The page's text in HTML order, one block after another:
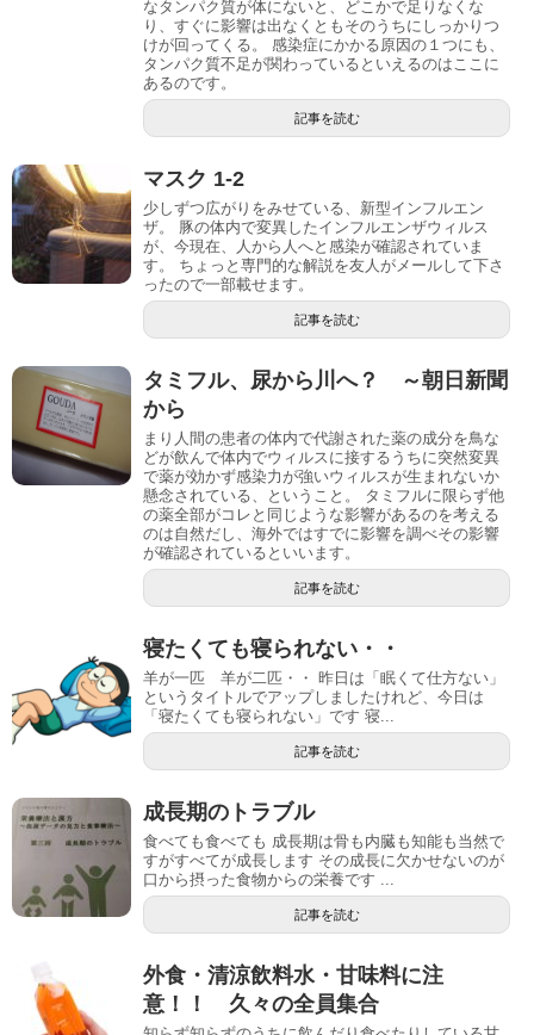
なタンパク質が体にないと、どこかで足りなくな
り、すぐに影響は出なくともそのうちにしっかりつ
けが回ってくる。 感染症にかかる原因の１つにも、
タンパク質不足が関わっているといえるのはここに
あるのです。
記事を読む
マスク 1-2
少しずつ広がりをみせている、新型インフルエン
ザ。 豚の体内で変異したインフルエンザウィルス
が、今現在、人から人へと感染が確認されていま
す。 ちょっと専門的な解説を友人がメールして下さ
ったので一部載せます。
記事を読む
タミフル、尿から川へ？ ～朝日新聞
から
まり人間の患者の体内で代謝された薬の成分を鳥な
どが飲んで体内でウィルスに接するうちに突然変異
で薬が効かず感染力が強いウィルスが生まれないか
懸念されている、ということ。 タミフルに限らず他
の薬全部がコレと同じような影響があるのを考える
のは自然だし、海外ではすでに影響を調べその影響
が確認されているといいます。
記事を読む
寝たくても寝られない・・
羊が一匹 羊が二匹・・ 昨日は「眠くて仕方ない」
というタイトルでアップしましたけれど、今日は
「寝たくても寝られない」です 寝...
記事を読む
成長期のトラブル
食べても食べても 成長期は骨も内臓も知能も当然で
すがすべてが成長します その成長に欠かせないのが
口から摂った食物からの栄養です ...
記事を読む
外食・清涼飲料水・甘味料に注
意！！ 久々の全員集合